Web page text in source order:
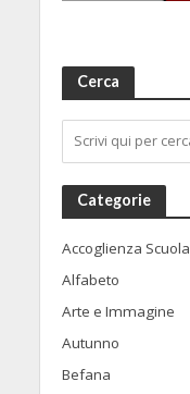
Cerca
Categorie
Accoglienza Scuola
Alfabeto
Arte e Immagine
Autunno
Befana